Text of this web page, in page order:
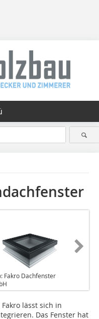
Fakro Dachfenster
lässt sich in
Das Fenster hat